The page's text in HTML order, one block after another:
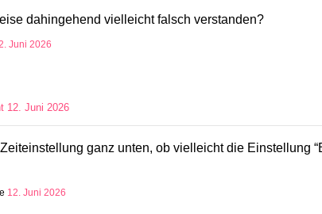
dahingehend vielleicht falsch verstanden?
Juni 2026
12. Juni 2026
ganz unten, ob vielleicht die Einstellung
12. Juni 2026